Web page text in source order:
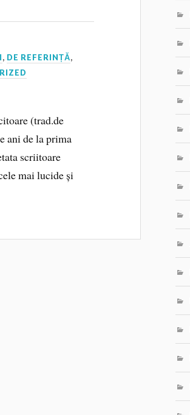
, DE REFERINȚĂ,
(trad.de
ani de la prima
scriitoare
mai lucide și